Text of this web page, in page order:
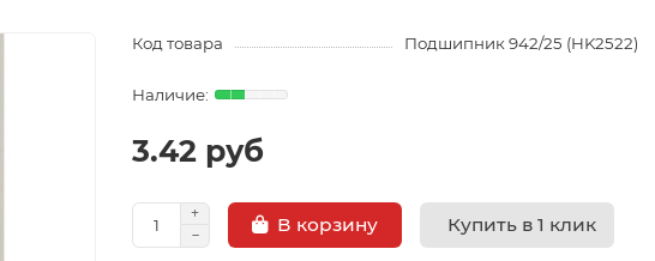
Код товара Подшипник 942/25 (HK2522)
3.42 руб
В корзину Купить в 1 клик